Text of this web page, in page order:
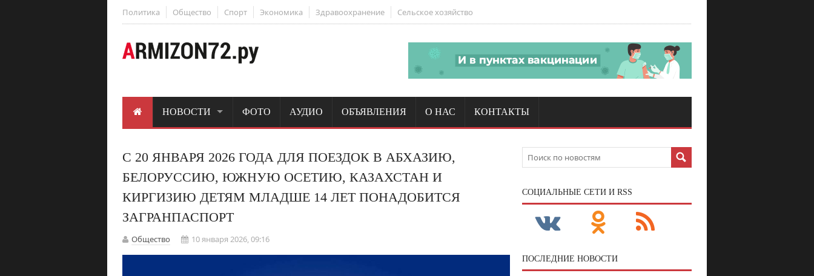
Политика Общество Спорт Экономика Здравоохранение Сельское хозяйство
НОВОСТИ ФОТО АУДИО ОБЪЯВЛЕНИЯ О НАС КОНТАКТЫ
С 20 ЯНВАРЯ 2026 ГОДА ДЛЯ ПОЕЗДОК В АБХАЗИЮ,
БЕЛОРУССИЮ, ЮЖНУЮ ОСЕТИЮ, КАЗАХСТАН И
КИРГИЗИЮ ДЕТЯМ МЛАДШЕ 14 ЛЕТ ПОНАДОБИТСЯ
ЗАГРАНПАСПОРТ
Общество 10 января 2026, 09:16
CОЦИАЛЬНЫЕ СЕТИ И RSS
ПОСЛЕДНИЕ НОВОСТИ